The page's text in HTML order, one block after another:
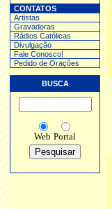
CONTATOS
Artistas
Gravadoras
Rádios Católicas
Divulgação
Fale Conosco!
Pedido de Orações
BUSCA
Web Portal